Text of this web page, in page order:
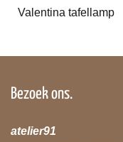
Valentina tafellamp
Bezoek ons.
atelier91